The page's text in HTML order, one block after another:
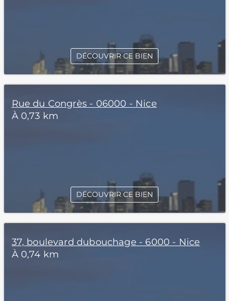
DÉCOUVRIR CE BIEN
Rue du Congrès - 06000 - Nice
À 0,73 km
DÉCOUVRIR CE BIEN
37, boulevard dubouchage - 6000 - Nice
À 0,74 km